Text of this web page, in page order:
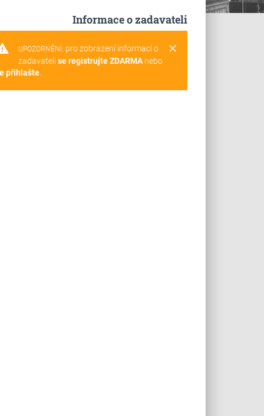
Informace o zadavateli
clear
UPOZORNĚNÍ: pro zobrazení informací o
zadavateli se registrujte ZDARMAnebo
přihlašte.